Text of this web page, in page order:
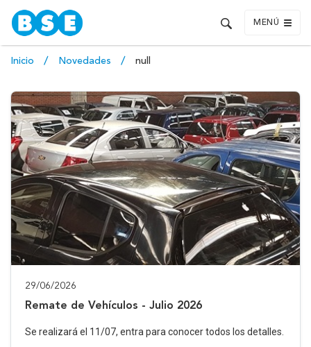
MENÚ
Inicio Novedades null
29/06/2026
Remate de Vehículos - Julio 2026
Se realizará el 11/07, entra para conocer todos los detalles.